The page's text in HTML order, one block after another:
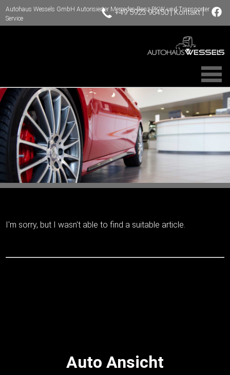
Autohaus Wessels GmbH Autorisierter Mercedes-Benz PKW und Transporter
Service
+49 5923 96450|Kontakt|
I'm sorry, but I wasn't able to find a suitable article.
Auto Ansicht